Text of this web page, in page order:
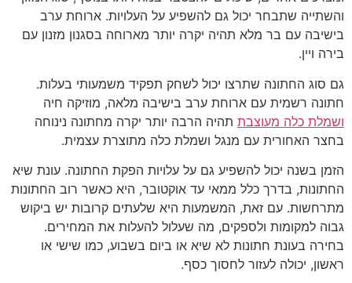
והשתייה שתבחר יכול גם להשפיע על העלויות. ארוחת ערב
בישיבה עם בר מלא תהיה יקרה יותר מארוחה בסגנון מזנון עם
בירה ויין.
גם סוג החתונה שתרצו יכול לשחק תפקיד משמעותי בעלות.
חתונה רשמית עם ארוחת ערב בישיבה מלאה, מוזיקה חיה
ושמלת כלה מעוצבת תהיה הרבה יותר יקרה מחתונה נינוחה
בחצר האחורית עם מנגל ושמלת כלה מתוצרת עצמית.
הזמן בשנה יכול להשפיע גם על עלויות הפקת החתונה. עונת שיא
החתונות, בדרך כלל ממאי עד אוקטובר, היא כאשר רוב החתונות
מתרחשות. עם זאת, המשמעות היא שלעתים קרובות יש ביקוש
גבוה למקומות ולספקים, מה שעלול להעלות את המחירים.
בחירה בעונת חתונות לא שיא או ביום בשבוע, כמו שישי או
ראשון, יכולה לעזור לחסוך כסף.